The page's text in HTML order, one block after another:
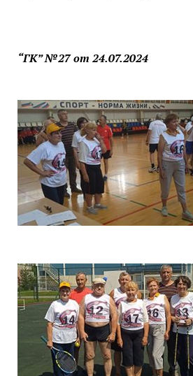
“ГК” №27 от 24.07.2024